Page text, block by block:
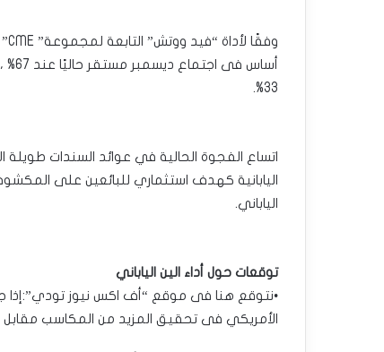
33%.
اتساع الفجوة الحالية في عوائد السندات طويلة
اليابانية كهدف استثماري للبائعين على
الياباني.
توقعات حول أداء الين الياباني
•نتوقع هنا فى موقع “أف اكس نيوز تودي”:إذا
الأمريكي فى تحقيق المزيد من المكاسب مقابل